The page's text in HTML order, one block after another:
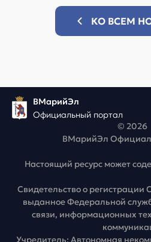
КО ВСЕМ
ВМарийЭл
Официальный портал
© 2026
ВМарийЭл
Настоящий ресурс может
Свидетельство о
выданное Федеральной
связи, информационных
Учредитель: Автономная